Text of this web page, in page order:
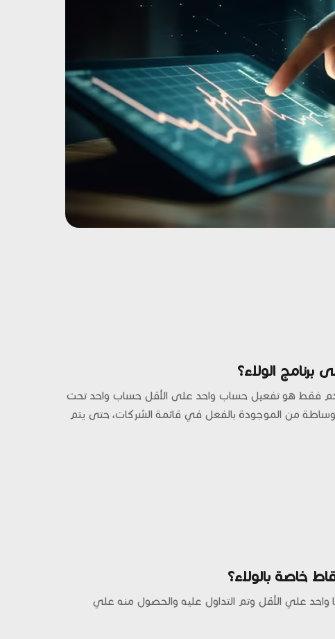
الولاء؟
فقط هو تفعيل حساب واحد على الأقل حساب واحد تحت
من الموجودة بالفعل في قائمة الشركات، حتى يتم
خاصة بالولاء؟
علي الأقل وتم التداول عليه والحصول منه علي